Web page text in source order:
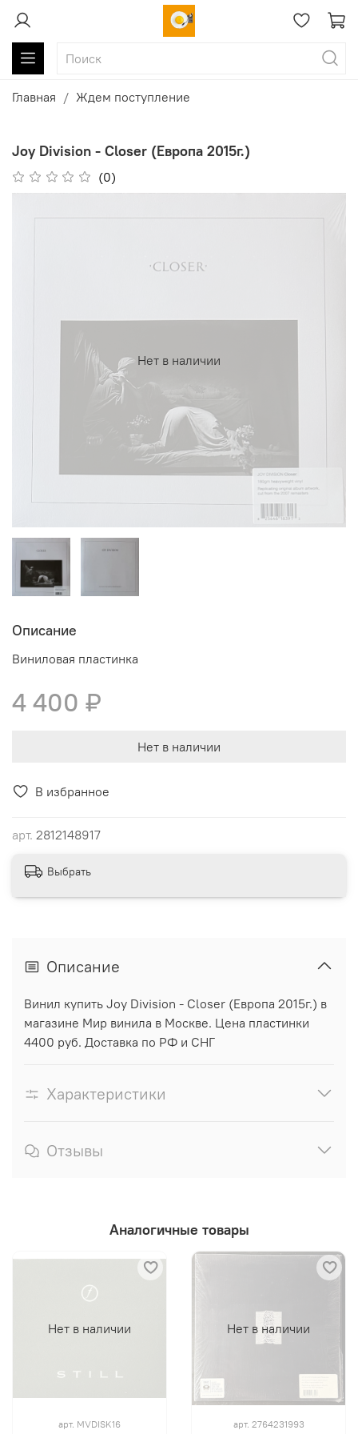
Главная Ждем поступление
Joy Division - Closer (Европа 2015г.)
(0)
В избранное
арт. 2812148917
Нет в наличии
Описание
Виниловая пластинка
4 400 ₽
Нет в наличии
Выбрать
Описание
Винил купить Joy Division - Closer (Европа 2015г.) в
магазине Мир винила в Москве. Цена пластинки
4400 руб. Доставка по РФ и СНГ
Характеристики
Отзывы
Аналогичные товары
Нет в наличии
арт. MVDISK16
Нет в наличии
арт. 2764231993